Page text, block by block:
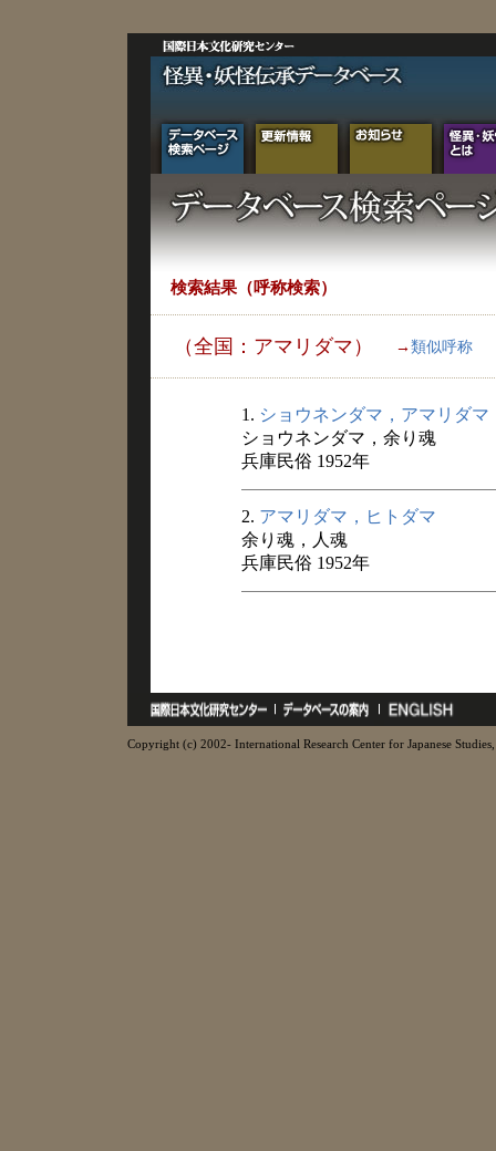
検索結果（呼称検索）
（全国：アマリダマ） → 類似呼称
1. ショウネンダマ，アマリダマ
ショウネンダマ，余り魂
兵庫民俗 1952年
2. アマリダマ，ヒトダマ
余り魂，人魂
兵庫民俗 1952年
Copyright (c) 2002- International Research Center for Japanese